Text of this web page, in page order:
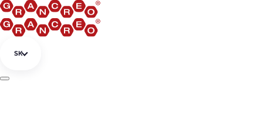
Preskočiť na obsah
SK